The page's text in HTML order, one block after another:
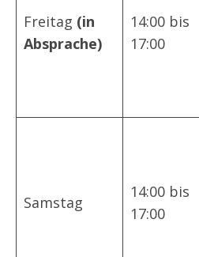
Freitag (in
Absprache)
14:00 bis
17:00
Samstag
14:00 bis
17:00